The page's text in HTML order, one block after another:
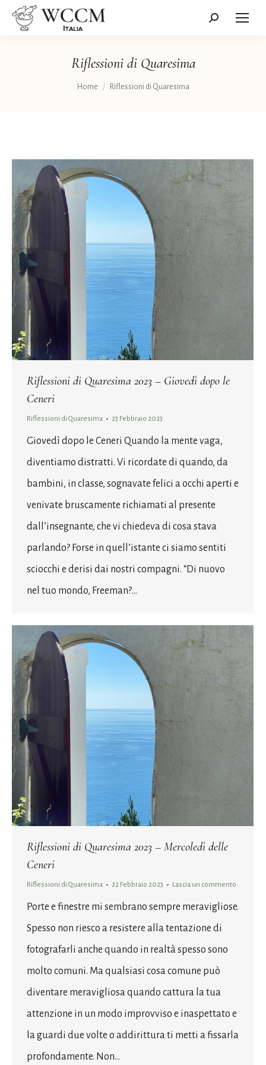
Cerca:
Riflessioni di Quaresima
Tu sei qui:
Home Riflessioni di Quaresima
Riflessioni di Quaresima 2023 – Giovedì dopo le
Ceneri
Riflessioni di Quaresima 23 Febbraio 2023
Giovedì dopo le Ceneri Quando la mente vaga,
diventiamo distratti. Vi ricordate di quando, da
bambini, in classe, sognavate felici a occhi aperti e
venivate bruscamente richiamati al presente
dall’insegnante, che vi chiedeva di cosa stava
parlando? Forse in quell’istante ci siamo sentiti
sciocchi e derisi dai nostri compagni. “Di nuovo
nel tuo mondo, Freeman?…
Riflessioni di Quaresima 2023 – Mercoledì delle
Ceneri
Riflessioni di Quaresima 22 Febbraio 2023 Lascia un commento
Porte e finestre mi sembrano sempre meravigliose.
Spesso non riesco a resistere alla tentazione di
fotografarli anche quando in realtà spesso sono
molto comuni. Ma qualsiasi cosa comune può
diventare meravigliosa quando cattura la tua
attenzione in un modo improvviso e inaspettato e
la guardi due volte o addirittura ti metti a fissarla
profondamente. Non…